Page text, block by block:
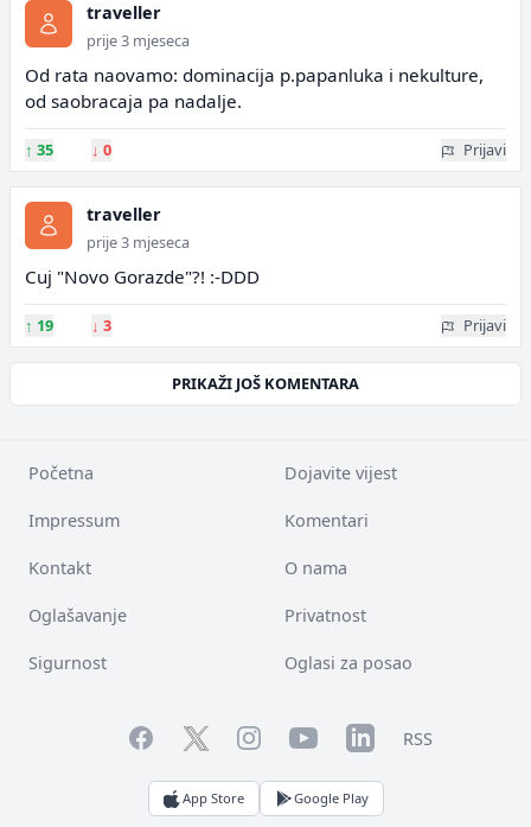
traveller
prije 3 mjeseca
Od rata naovamo: dominacija p.papanluka i nekulture,
od saobracaja pa nadalje.
↑ 35 ↓ 0 Prijavi
traveller
prije 3 mjeseca
Cuj "Novo Gorazde"?! :-DDD
↑ 19 ↓ 3 Prijavi
PRIKAŽI JOŠ KOMENTARA
Početna Dojavite vijest
Impressum Komentari
Kontakt O nama
Oglašavanje Privatnost
Sigurnost Oglasi za posao
FacebookTwitterInstagramYouTubeLinkedInRSS
App Store Google Play